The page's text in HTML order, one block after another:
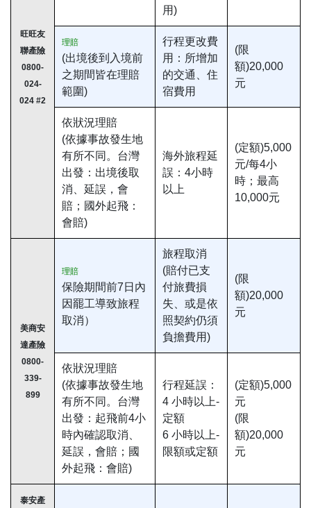
旺旺友
聯產險
0800-
024-
024 #2
用)
理賠
(出境後到入境前
之期間皆在理賠
範圍)
行程更改費
用：所增加
的交通、住
宿費用
(限
額)20,000
元
依狀況理賠
(依據事故發生地
有所不同。台灣
出發：出境後取
消、延誤，會
賠；國外起飛：
會賠)
海外旅程延
誤：4小時
以上
(定額)5,000
元/每4小
時；最高
10,000元
美商安
達產險
0800-
339-
899
理賠
保險期間前7日內
因罷工導致旅程
取消）
旅程取消
(賠付已支
付旅費損
失、或是依
照契約仍須
負擔費用)
(限
額)20,000
元
依狀況理賠
(依據事故發生地
有所不同。台灣
出發：起飛前4小
時內確認取消、
延誤，會賠；國
外起飛：會賠)
行程延誤：
4 小時以上-
定額
6 小時以上-
限額或定額
(定額)5,000
元
(限
額)20,000
元
泰安產